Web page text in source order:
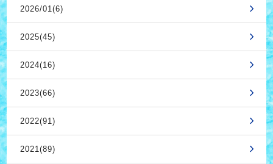
2026/01(6)
2025(45)
2024(16)
2023(66)
2022(91)
2021(89)